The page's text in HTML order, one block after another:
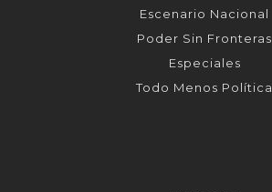
Escenario Nacional
Poder Sin Fronteras
Especiales
Todo Menos Política